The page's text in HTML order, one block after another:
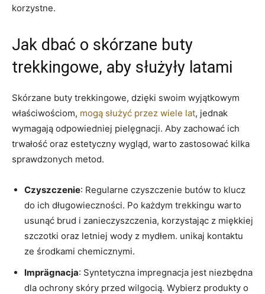
korzystne.
Jak dbać o skórzane buty
trekkingowe, aby służyły latami
Skórzane buty trekkingowe, dzięki swoim wyjątkowym
właściwościom, mogą służyć przez wiele lat, jednak
wymagają odpowiedniej pielęgnacji. Aby zachować ich
trwałość oraz estetyczny wygląd, warto zastosować kilka
sprawdzonych metod.
Czyszczenie: Regularne czyszczenie butów to klucz
do ich długowieczności. Po każdym trekkingu warto
usunąć brud i zanieczyszczenia, korzystając z miękkiej
szczotki oraz letniej wody z mydłem. unikaj kontaktu
ze środkami chemicznymi.
Imprägnacja: Syntetyczna impregnacja jest niezbędna
dla ochrony skóry przed wilgocią. Wybierz produkty o